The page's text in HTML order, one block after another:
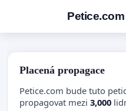
Petice.com
Placená propagace
Petice.com bude tuto
propagovat mezi 3,000